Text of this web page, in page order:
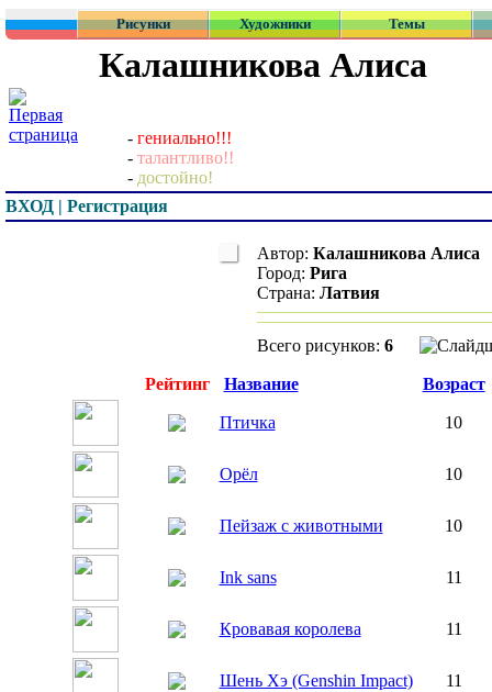
Рисунки Художники Темы
Калашникова Алиса
- гениально!!!
- талантливо!!
- достойно!
ВХОД | Регистрация
Автор: Калашникова Алиса
Город: Рига
Страна: Латвия
Всего рисунков: 6
Рейтинг Название Возраст
Птичка 10
Орёл 10
Пейзаж с животными 10
Ink sans 11
Кровавая королева 11
Шень Хэ (Genshin Impact) 11